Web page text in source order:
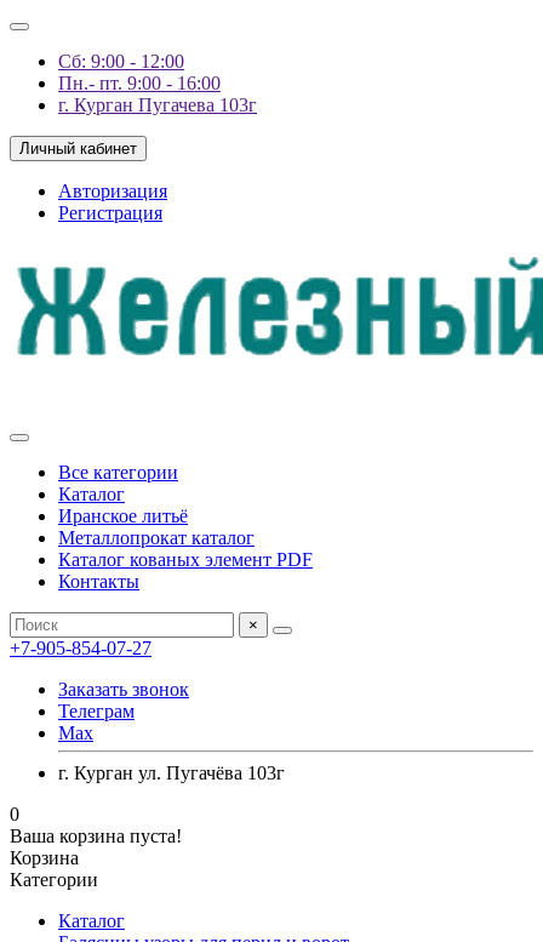
Сб: 9:00 - 12:00
Пн.- пт. 9:00 - 16:00
г. Курган Пугачева 103г
Личный кабинет
Авторизация
Регистрация
Все категории
Каталог
Иранское литьё
Металлопрокат каталог
Каталог кованых элемент PDF
Контакты
×
+7-905-854-07-27
Заказать звонок
Телеграм
Max
г. Курган ул. Пугачёва 103г
0
Ваша корзина пуста!
Корзина
Категории
Каталог